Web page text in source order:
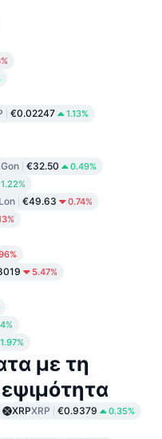
€0.02247 1.13%
€32.50 0.49%
1.22%
€49.63 0.74%
5.47%
1.97%
με τη
XRPXRP €0.9379 0.35%